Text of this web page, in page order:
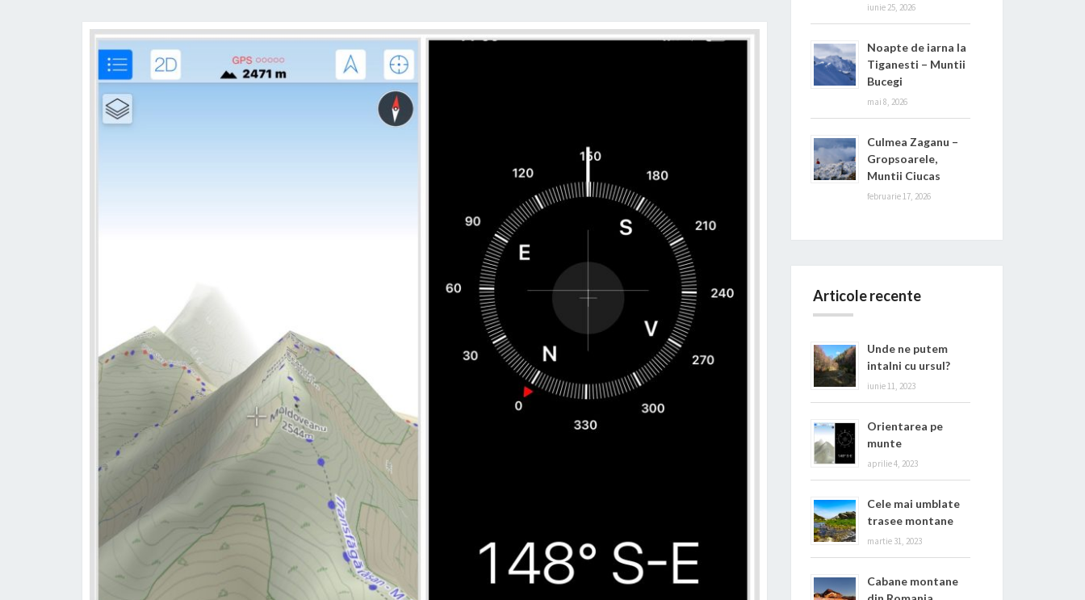
iunie 25, 2026
Noapte de iarna la
Tiganesti – Muntii
Bucegi
mai 8, 2026
Culmea Zaganu –
Gropsoarele,
Muntii Ciucas
februarie 17, 2026
Articole recente
Unde ne putem
intalni cu ursul?
iunie 11, 2023
Orientarea pe
munte
aprilie 4, 2023
Cele mai umblate
trasee montane
martie 31, 2023
Cabane montane